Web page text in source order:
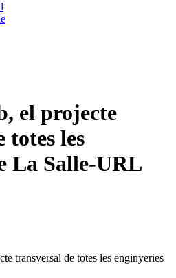
el projecte
totes les
La Salle-URL
transversal de totes les enginyeries